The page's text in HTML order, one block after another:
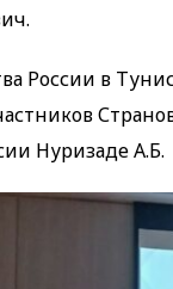
России в
Нуризаде А.Б.